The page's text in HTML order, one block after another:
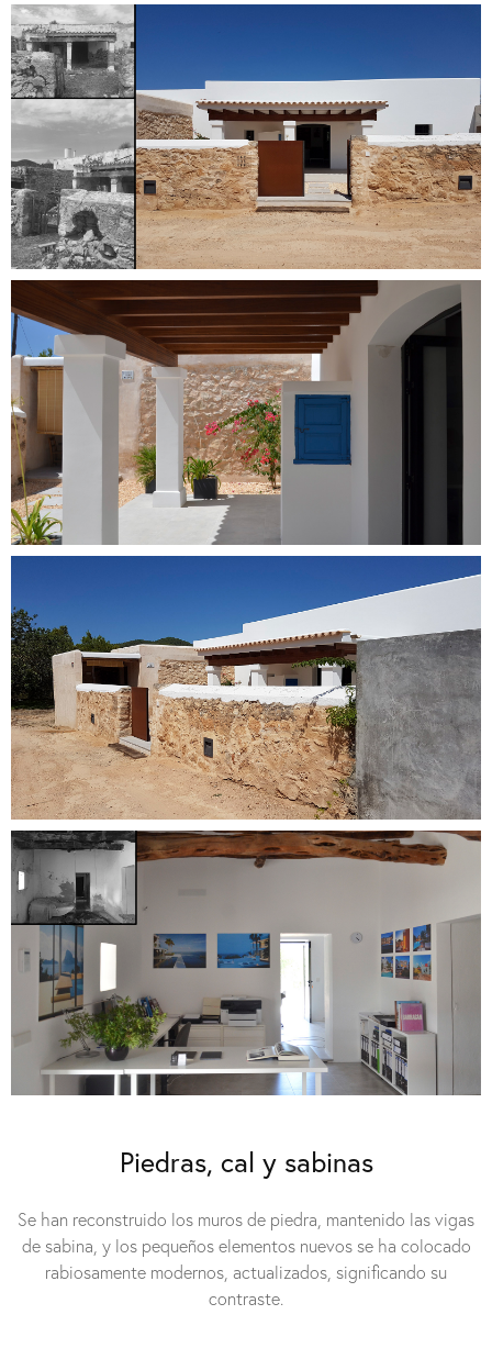
Piedras, cal y sabinas
Se han reconstruido los muros de piedra, mantenido las vigas
de sabina, y los pequeños elementos nuevos se ha colocado
rabiosamente modernos, actualizados, significando su
contraste.